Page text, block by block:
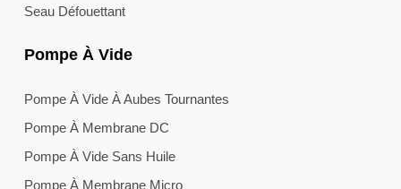
Seau Défouettant
Pompe À Vide
Pompe À Vide À Aubes Tournantes
Pompe À Membrane DC
Pompe À Vide Sans Huile
Pompe À Membrane Micro